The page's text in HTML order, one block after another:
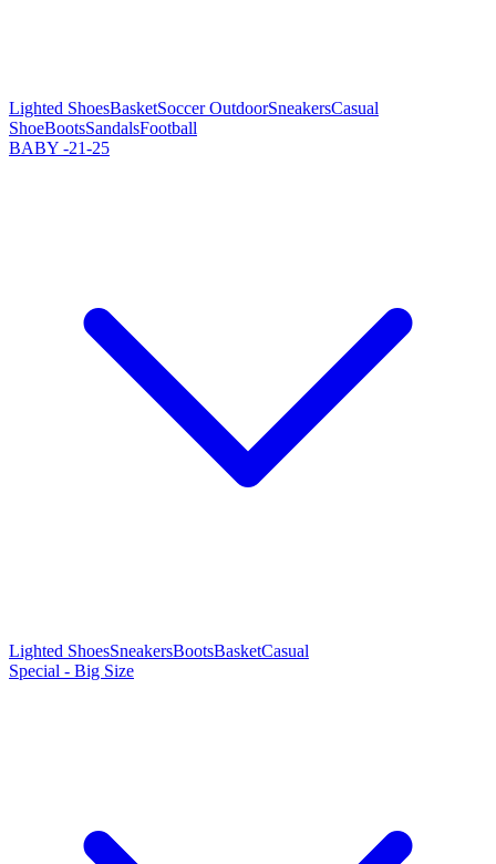
Lighted ShoesBasketSoccer OutdoorSneakersCasual
ShoeBootsSandalsFootball
BABY -21-25
Lighted ShoesSneakersBootsBasketCasual
Special - Big Size